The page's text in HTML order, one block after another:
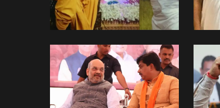
પરમ પૂજ્ય મહંત
સ્વામીજી ના આશીર્વાદ
લેતા.
Spiritual Side